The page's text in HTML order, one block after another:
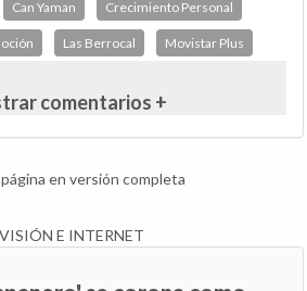
Can Yaman Crecimiento Personal
Las Berrocal Movistar Plus
comentarios +
en versión completa
E INTERNET